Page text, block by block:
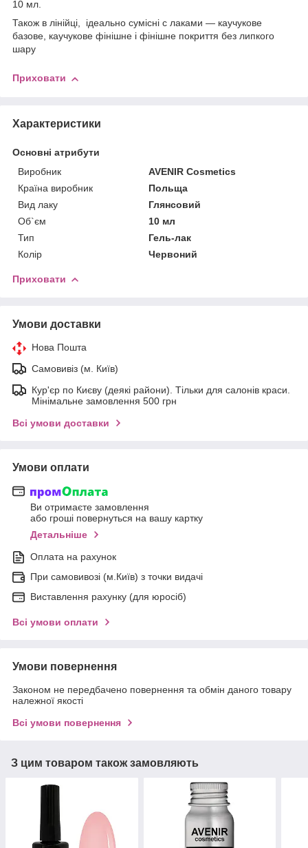
10 мл.
Також в лінійці,
ідеально сумісні c лаками ― каучукове
базове, каучукове фінішне і фінішне покриття без липкого
шару
Приховати
Характеристики
Основні атрибути
Виробник
AVENIR Cosmetics
Країна виробник
Польща
Вид лаку
Глянсовий
Об`єм
10 мл
Тип
Гель-лак
Колір
Червоний
Приховати
Умови доставки
Нова Пошта
Самовивіз (м. Київ)
Кур'єр по Києву (деякі райони). Тільки для салонів краси.
Мінімальне замовлення 500 грн
Всі умови доставки
Умови оплати
Ви отримаєте замовлення
або гроші повернуться на вашу картку
Детальніше
Оплата на рахунок
При самовивозі (м.Київ) з точки видачі
Виставлення рахунку (для юросіб)
Всі умови оплати
Умови повернення
Законом не передбачено повернення та обмін даного товару
належної якості
Всі умови повернення
З цим товаром також замовляють